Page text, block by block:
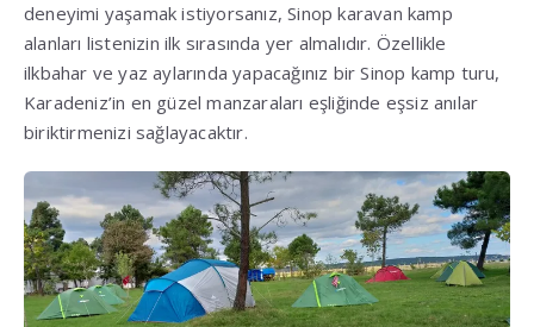
deneyimi yaşamak istiyorsanız, Sinop karavan kamp
alanları listenizin ilk sırasında yer almalıdır. Özellikle
ilkbahar ve yaz aylarında yapacağınız bir Sinop kamp turu,
Karadeniz’in en güzel manzaraları eşliğinde eşsiz anılar
biriktirmenizi sağlayacaktır.